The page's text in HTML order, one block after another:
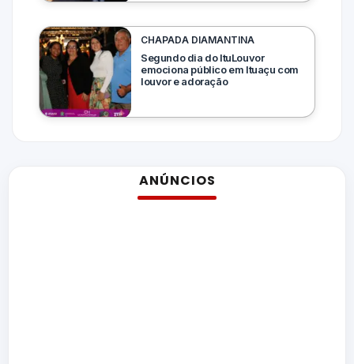
CHAPADA DIAMANTINA
Segundo dia do ItuLouvor
emociona público em Ituaçu com
louvor e adoração
ANÚNCIOS